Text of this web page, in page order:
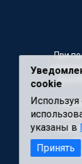
При
Для
cookie
Используя
указаны в
Принять